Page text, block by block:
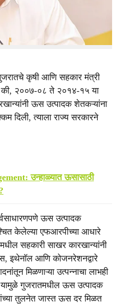
गुजरातमधील साखर उद्योगाला
लाभ मिळेल. तर याचा दोन
थेट लाभ होईल, असे
गुजरातचे कृषी आणि सहकार मंत्री
की, २००७-०८ ते २०१४-१५ या
ऊस उत्पादक शेतकऱ्यांना
दिली, त्याला राज्य सरकारने
उन्हाळ्यात ऊसासाठी
ऊस उत्पादक
केलेल्या एफआरपीच्या आधारे
सहकारी साखर कारखान्यांनी
इथेनॉल आणि कोजनरेशनद्वारे
मिळणाऱ्या उत्पन्नाचा लाभही
गुजरातमधील ऊस उत्पादक
तुलनेत जास्त ऊस दर मिळत